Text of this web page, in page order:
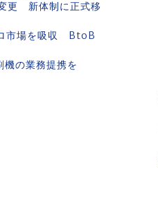
更 新体制に正式移
市場を吸収 BtoB
の業務提携を